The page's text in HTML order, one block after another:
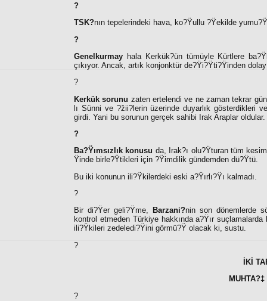
?
TSK?nın tepelerindeki hava, ko?Ÿullu ?Ÿekilde
?
Genelkurmay hala Kerkük?ün tümüyle Kürtlere
çıkıyor. Ancak, artık konjonktür de?Ÿi?Ÿti?Ÿinden
?
Kerkük sorunu zaten ertelendi ve ne zaman tekrar
lı Sünni ve ?žii?lerin üzerinde duyarlık gösterdikleri
girdi. Yani bu sorunun gerçek sahibi Irak Araplar oldular.
?
Ba?Ÿımsızlık konusu da, Irak?ı olu?Ÿturan tüm
Ÿinde birle?Ÿtikleri için ?Ÿimdilik gündemden dü?Ÿtü.
Bu iki konunun ili?Ÿkilerdeki eski a?Ÿırlı?Ÿı kalmadı.
?
Bir di?Ÿer geli?Ÿme,
Barzani?nin son dönemlerde
kontrol etmeden Türkiye hakkında a?Ÿır
ili?Ÿkileri zedeledi?Ÿini görmü?Ÿ olacak ki, sustu.
?
İKİ
?